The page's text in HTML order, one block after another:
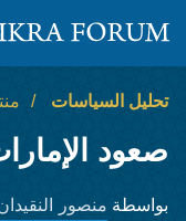
معهد واشنطن لسياسات
تحليل السياسات
صعود
بواسطة منصور